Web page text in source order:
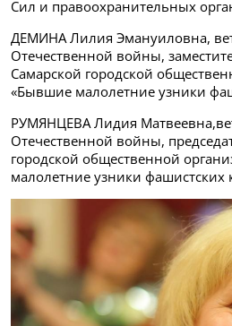
Сил и правоохранительных
ДЕМИНА Лилия Эмануиловна,
Отечественной войны,
Самарской городской
«Бывшие малолетние узники
РУМЯНЦЕВА Лидия
Отечественной войны,
городской общественной
малолетние узники фашистских